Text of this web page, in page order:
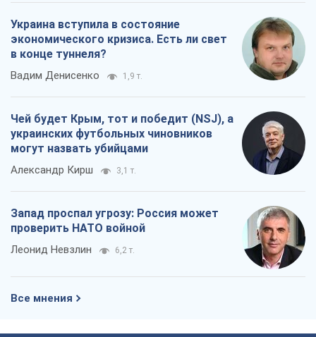
Украина вступила в состояние
экономического кризиса. Есть ли свет
в конце туннеля?
Вадим Денисенко 1,9 т.
Чей будет Крым, тот и победит (NSJ), а
украинских футбольных чиновников
могут назвать убийцами
Александр Кирш 3,1 т.
Запад проспал угрозу: Россия может
проверить НАТО войной
Леонид Невзлин 6,2 т.
Все мнения